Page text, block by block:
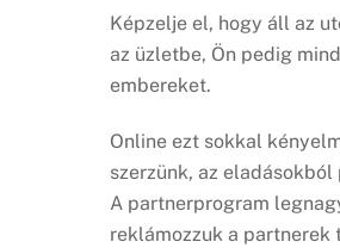
Képzelje el, hogy áll az
az üzletbe, Ön pedig
embereket.
Online ezt sokkal
szerzünk, az
A partnerprogram
reklámozzuk a partnerek